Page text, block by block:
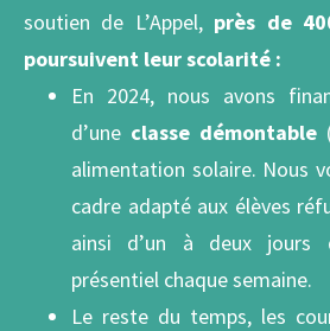
soutien de L’Appel, près de
poursuivent leur scolarité :
En 2024, nous avons
d’une classe démontable
alimentation solaire. Nous
cadre adapté aux élèves
ainsi d’un à deux jours
présentiel chaque semaine.
Le reste du temps, les